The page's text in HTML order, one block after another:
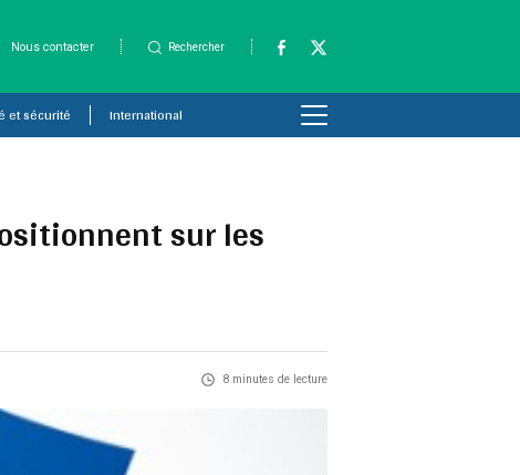
Nous contacter Rechercher
et sécurité International
sur les
8 minutes de lecture